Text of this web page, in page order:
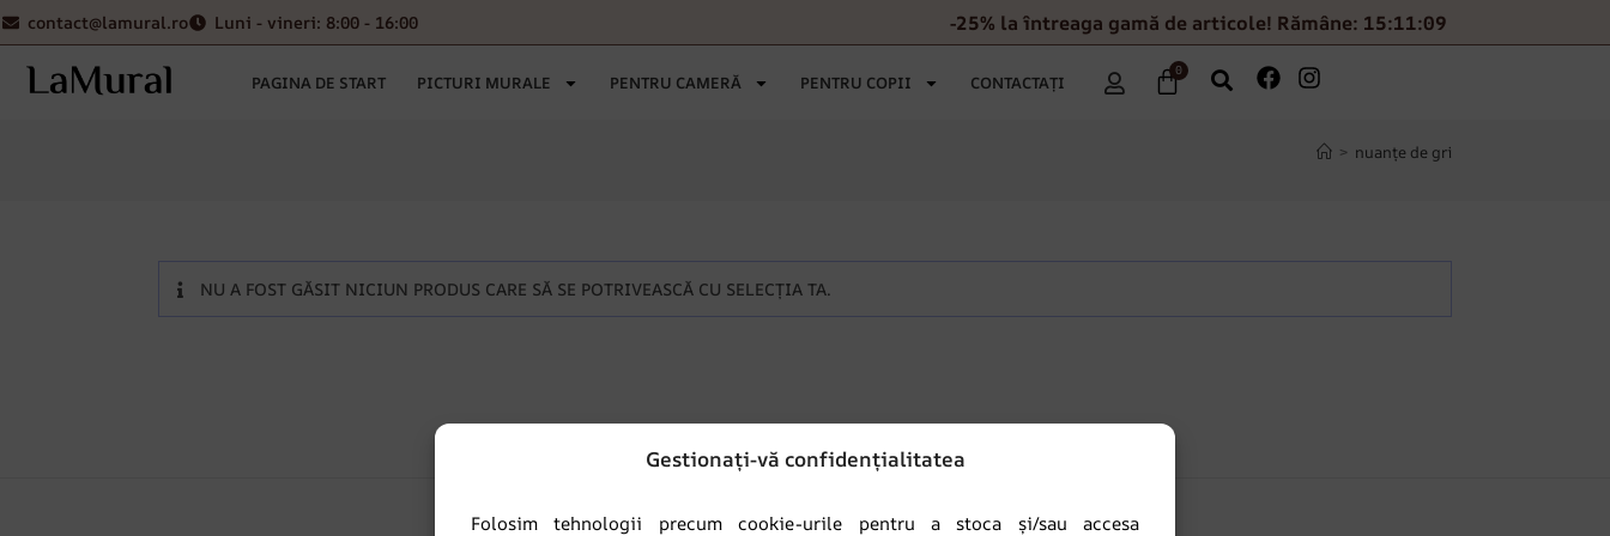
Gestionați-vă confidențialitatea
Folosim tehnologii precum cookie-urile pentru a stoca și/sau accesa
contact@lamural.ro Luni - vineri: 8:00 - 16:00 -25% la întreaga gamă de articole! Rămâne: 15:11:08
PAGINA DE START PICTURI MURALE PENTRU CAMERĂ PENTRU COPII CONTACTAȚI
0
> nuanțe de gri
NU A FOST GĂSIT NICIUN PRODUS CARE SĂ SE POTRIVEASCĂ CU SELECȚIA TA.